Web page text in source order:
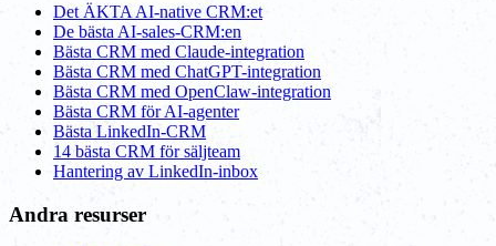
Det ÄKTA AI-native CRM:et
De bästa AI-sales-CRM:en
Bästa CRM med Claude-integration
Bästa CRM med ChatGPT-integration
Bästa CRM med OpenClaw-integration
Bästa CRM för AI-agenter
Bästa LinkedIn-CRM
14 bästa CRM för säljteam
Hantering av LinkedIn-inbox
Andra resurser